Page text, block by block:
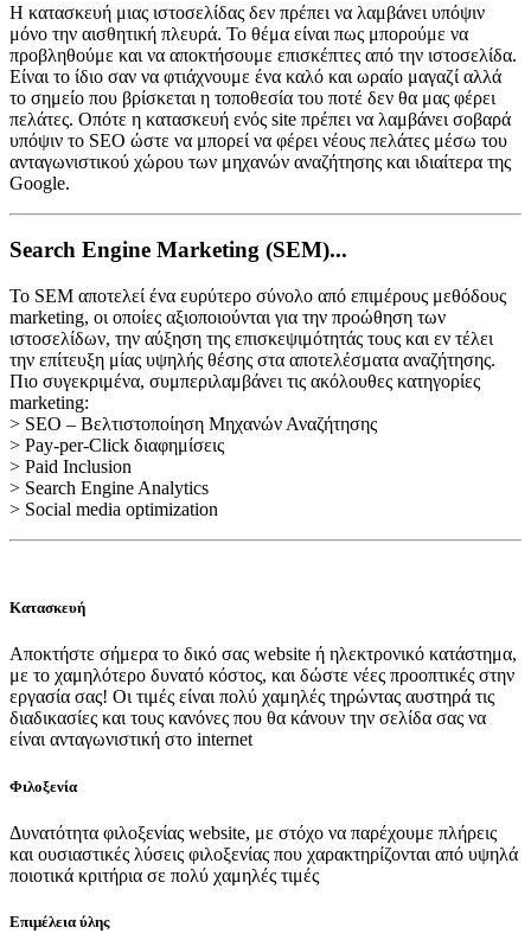
Η κατασκευή μιας ιστοσελίδας δεν πρέπει να λαμβάνει υπόψιν
μόνο την αισθητική πλευρά. Το θέμα είναι πως μπορούμε να
προβληθούμε και να αποκτήσουμε επισκέπτες από την ιστοσελίδα.
Είναι το ίδιο σαν να φτιάχνουμε ένα καλό και ωραίο μαγαζί αλλά
το σημείο που βρίσκεται η τοποθεσία του ποτέ δεν θα μας φέρει
πελάτες. Οπότε η κατασκευή ενός site πρέπει να λαμβάνει σοβαρά
υπόψιν το SEO ώστε να μπορεί να φέρει νέους πελάτες μέσω του
ανταγωνιστικού χώρου των μηχανών αναζήτησης και ιδιαίτερα της
Google.
Search Engine Marketing (SEM)...
Το SEM αποτελεί ένα ευρύτερο σύνολο από επιμέρους μεθόδους
marketing, οι οποίες αξιοποιούνται για την προώθηση των
ιστοσελίδων, την αύξηση της επισκεψιμότητάς τους και εν τέλει
την επίτευξη μίας υψηλής θέσης στα αποτελέσματα αναζήτησης.
Πιο συγεκριμένα, συμπεριλαμβάνει τις ακόλουθες κατηγορίες
marketing:
> SEO – Βελτιστοποίηση Μηχανών Αναζήτησης
> Pay-per-Click διαφημίσεις
> Paid Inclusion
> Search Engine Analytics
> Social media optimization
Κατασκευή
Αποκτήστε σήμερα το δικό σας website ή ηλεκτρονικό κατάστημα,
με το χαμηλότερο δυνατό κόστος, και δώστε νέες προοπτικές στην
εργασία σας! Οι τιμές είναι πολύ χαμηλές τηρώντας αυστηρά τις
διαδικασίες και τους κανόνες που θα κάνουν την σελίδα σας να
είναι ανταγωνιστική στο internet
Φιλοξενία
Δυνατότητα φιλοξενίας website, με στόχο να παρέχουμε πλήρεις
και ουσιαστικές λύσεις φιλοξενίας που χαρακτηρίζονται από υψηλά
ποιοτικά κριτήρια σε πολύ χαμηλές τιμές
Επιμέλεια ύλης